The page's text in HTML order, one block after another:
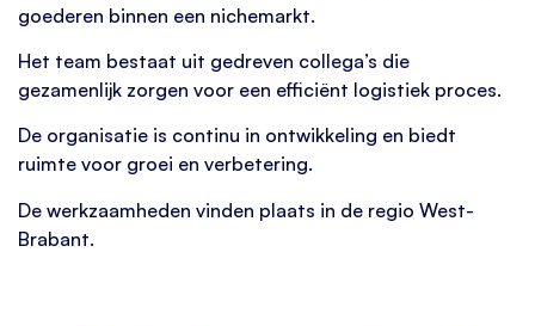
goederen binnen een nichemarkt.
Het team bestaat uit gedreven collega’s die
gezamenlijk zorgen voor een efficiënt logistiek proces.
De organisatie is continu in ontwikkeling en biedt
ruimte voor groei en verbetering.
De werkzaamheden vinden plaats in de regio West-
Brabant.